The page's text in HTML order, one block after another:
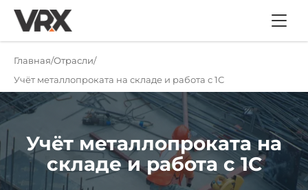
Главная Отрасли
Учёт металлопроката на складе и работа с 1С
Учёт металлопроката на
складе и работа с 1С